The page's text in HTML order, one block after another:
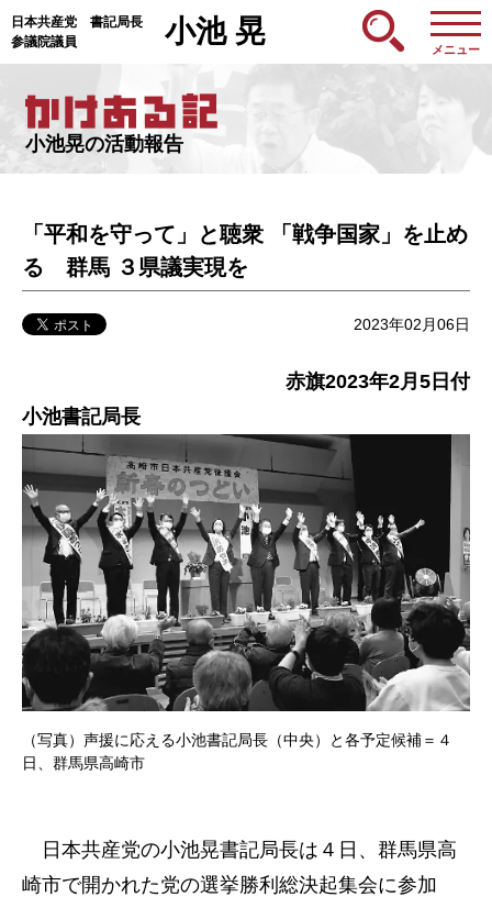
日本共産党 書記局長
参議院議員
小池 晃
メニュー
小池晃の活動報告
「平和を守って」と聴衆 「戦争国家」を止め
る 群馬 ３県議実現を
2023年02月06日
赤旗2023年2月5日付
小池書記局長
（写真）声援に応える小池書記局長（中央）と各予定候補＝４
日、群馬県高崎市
日本共産党の小池晃書記局長は４日、群馬県高
崎市で開かれた党の選挙勝利総決起集会に参加